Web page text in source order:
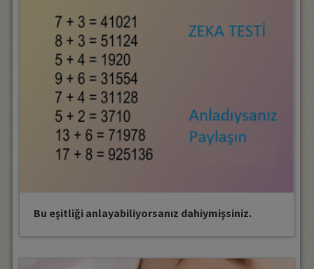
Bu eşitliği anlayabiliyorsanız dahiymişsiniz.